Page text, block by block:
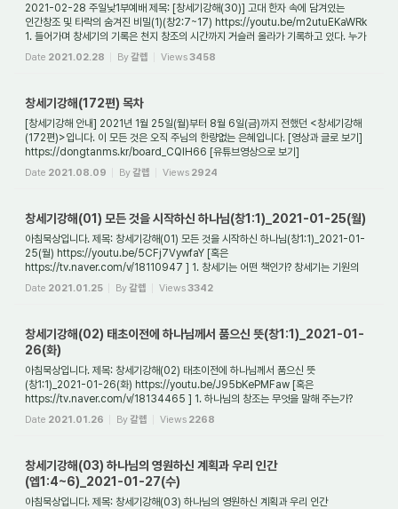
2021-02-28 주일낮1부예배 제목: [창세기강해(30)] 고대 한자 속에 담겨있는
인간창조 및 타락의 숨겨진 비밀(1)(창2:7~17) https://youtu.be/m2utuEKaWRk
1. 들어가며 창세기의 기록은 천지 창조의 시간까지 거슬러 올라가 기록하고 있다. 누가
Date 2021.02.28 By갈렙 Views3458
창세기강해(172편) 목차
[창세기강해 안내] 2021년 1월 25일(월)부터 8월 6일(금)까지 전했던 <창세기강해
(172편)>입니다. 이 모든 것은 오직 주님의 한량없는 은혜입니다. [영상과 글로 보기]
https://dongtanms.kr/board_CQlH66 [유튜브영상으로 보기]
https://www.youtube.com/play...
Date 2021.08.09 By갈렙 Views 2924
창세기강해(01) 모든 것을 시작하신 하나님(창1:1)_2021-01-25(월)
아침묵상입니다. 제목: 창세기강해(01) 모든 것을 시작하신 하나님(창1:1)_2021-01-
25(월) https://youtu.be/5CFj7VywfaY [혹은
https://tv.naver.com/v/18110947 ] 1. 창세기는 어떤 책인가? 창세기는 기원의
책이며 시작의 책이다. 창세기는 우주 만물의 기...
Date 2021.01.25 By갈렙 Views3342
창세기강해(02) 태초이전에 하나님께서 품으신 뜻(창1:1)_2021-01-
26(화)
아침묵상입니다. 제목: 창세기강해(02) 태초이전에 하나님께서 품으신 뜻
(창1:1)_2021-01-26(화) https://youtu.be/J95bKePMFaw [혹은
https://tv.naver.com/v/18134465 ] 1. 하나님의 창조는 무엇을 말해 주는가?
하나님의 창조는 첫째, 하나님께서 누군지를 ...
Date 2021.01.26 By갈렙 Views 2268
창세기강해(03) 하나님의 영원하신 계획과 우리 인간
(엡1:4~6)_2021-01-27(수)
아침묵상입니다. 제목: 창세기강해(03) 하나님의 영원하신 계획과 우리 인간